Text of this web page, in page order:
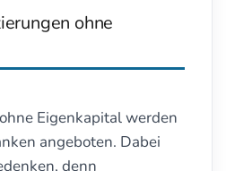
(Gesamtübersicht)
ohne
Eigenkapital werden
angeboten. Dabei
denn